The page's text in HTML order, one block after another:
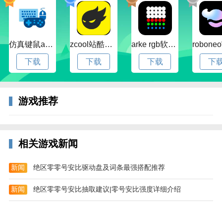
用车无忧，乐享体验
让服务，专享定制
专属关怀，个性定制
软件功能
查看最新的官方资讯，掌握最新鲜的动态。
试乘试驾、一键管家，为您提供贴心的全方位服务。
3、车友活动
仿真键鼠app官方版下载v1.4.3.58 安卓最新版
下载
zcool站酷官方版下载v5.15.0 安卓最新版本
下载
arke rgb软件下载v20.0 安卓版
下载 下
游戏推荐
相关游戏新闻
新闻 绝区零零号安比驱动盘及词条最强搭配推荐
新闻 绝区零零号安比抽取建议|零号安比强度详细介绍